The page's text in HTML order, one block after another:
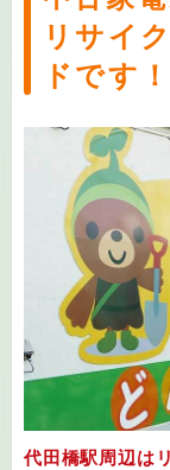
リサイ
ドです！
代田橋駅周辺は